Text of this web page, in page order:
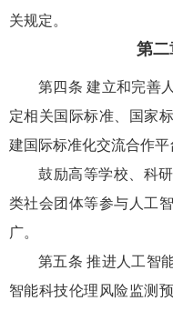
关规定。
第二
第四条 建立和完善
定相关国际标准、国家
建国际标准化交流合作平
鼓励高等学校、科
类社会团体等参与人工
广。
第五条 推进人工智
智能科技伦理风险监测